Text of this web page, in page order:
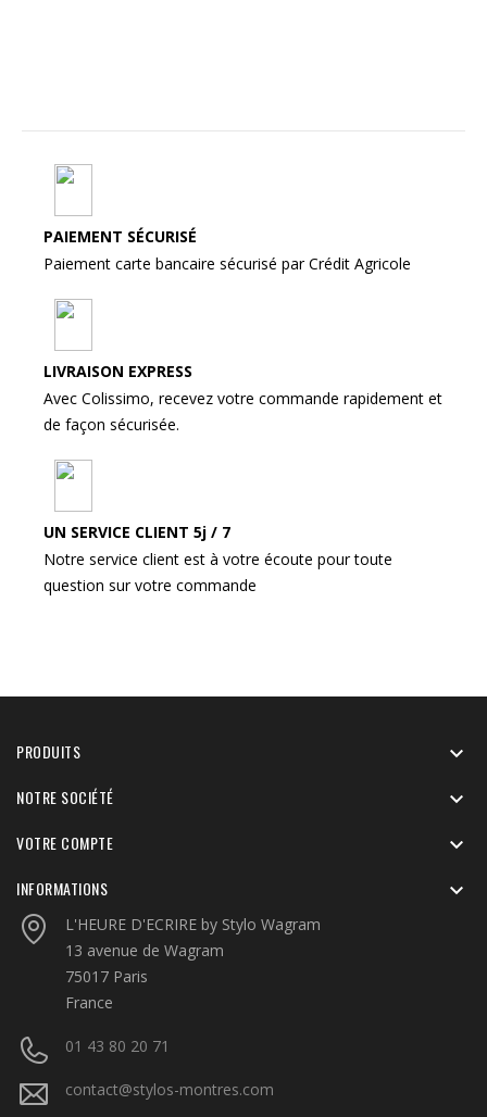
PAIEMENT SÉCURISÉ
Paiement carte bancaire sécurisé par Crédit Agricole
LIVRAISON EXPRESS
Avec Colissimo, recevez votre commande rapidement et
de façon sécurisée.
UN SERVICE CLIENT 5j / 7
Notre service client est à votre écoute pour toute
question sur votre commande
PRODUITS 
NOTRE SOCIÉTÉ 
VOTRE COMPTE 
INFORMATIONS 
L'HEURE D'ECRIRE by Stylo Wagram
13 avenue de Wagram
75017 Paris
France
01 43 80 20 71
contact@stylos-montres.com